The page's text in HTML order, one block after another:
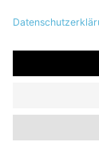
Alle Preise
ggf.